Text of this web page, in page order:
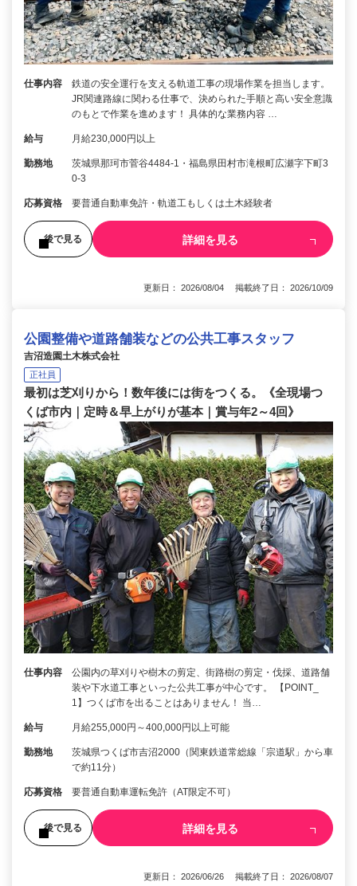
仕事内容
鉄道の安全運行を支える軌道工事の現場作業を担当します。
JR関連路線に関わる仕事で、決められた手順と高い安全意識
のもとで作業を進めます！ 具体的な業務内容 …
給与 月給230,000円以上
勤務地
茨城県那珂市菅谷4484-1・福島県田村市滝根町広瀬字下町3
0-3
応募資格 要普通自動車免許・軌道工もしくは土木経験者
後で見る 詳細を見る
更新日： 2026/08/04 掲載終了日： 2026/10/09
公園整備や道路舗装などの公共工事スタッフ
吉沼造園土木株式会社
正社員
最初は芝刈りから！数年後には街をつくる。《全現場つ
くば市内｜定時＆早上がりが基本｜賞与年2～4回》
仕事内容
公園内の草刈りや樹木の剪定、街路樹の剪定・伐採、道路舗
装や下水道工事といった公共工事が中心です。 【POINT_
1】つくば市を出ることはありません！ 当…
給与 月給255,000円～400,000円以上可能
勤務地
茨城県つくば市吉沼2000（関東鉄道常総線「宗道駅」から車
で約11分）
応募資格 要普通自動車運転免許（AT限定不可）
後で見る 詳細を見る
更新日： 2026/06/26 掲載終了日： 2026/08/07